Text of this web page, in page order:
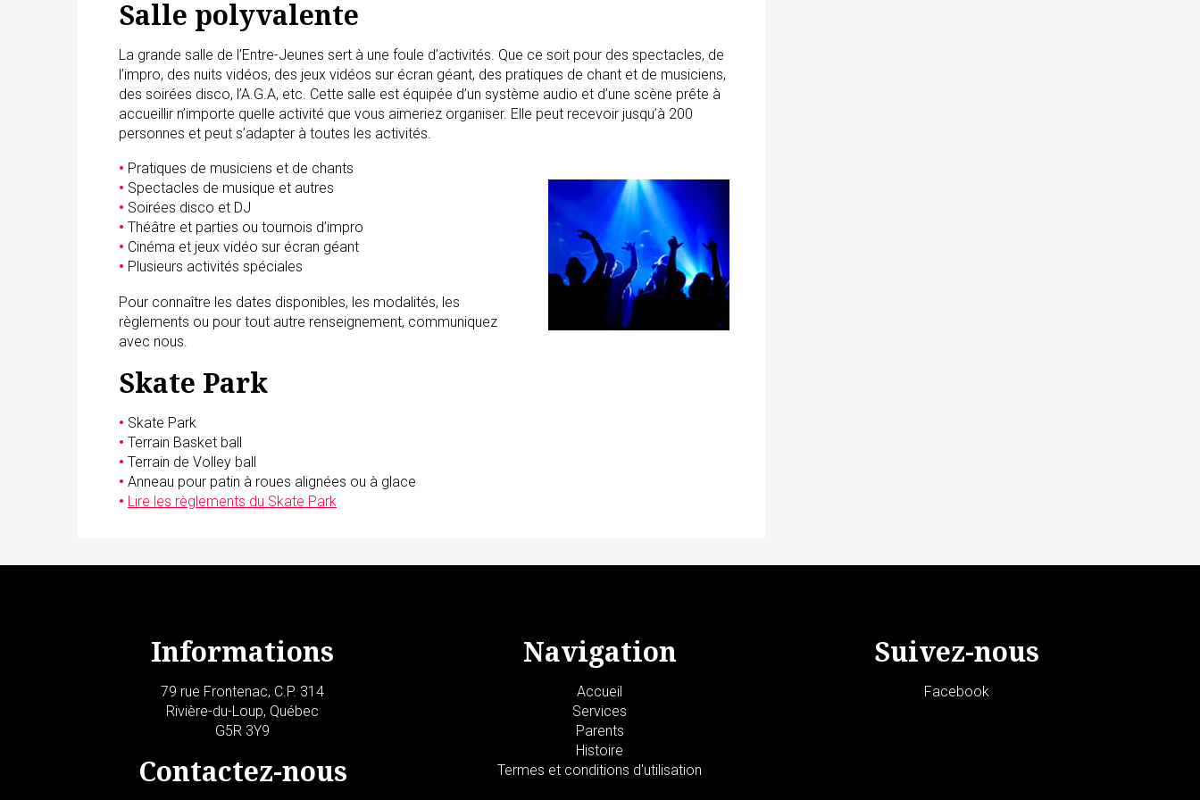
Salle polyvalente
La grande salle de l’Entre-Jeunes sert à une foule d’activités. Que ce soit pour des spectacles, de
l’impro, des nuits vidéos, des jeux vidéos sur écran géant, des pratiques de chant et de musiciens,
des soirées disco, l’A.G.A, etc. Cette salle est équipée d’un système audio et d’une scène prête à
accueillir n’importe quelle activité que vous aimeriez organiser. Elle peut recevoir jusqu’à 200
personnes et peut s’adapter à toutes les activités.
• Pratiques de musiciens et de chants
• Spectacles de musique et autres
• Soirées disco et DJ
• Théâtre et parties ou tournois d’impro
• Cinéma et jeux vidéo sur écran géant
• Plusieurs activités spéciales
Pour connaître les dates disponibles, les modalités, les
règlements ou pour tout autre renseignement, communiquez
avec nous.
Skate Park
• Skate Park
• Terrain Basket ball
• Terrain de Volley ball
• Anneau pour patin à roues alignées ou à glace
• Lire les règlements du Skate Park
Informations
79 rue Frontenac, C.P. 314
Rivière-du-Loup, Québec
G5R 3Y9
Contactez-nous
Navigation
Accueil
Services
Parents
Histoire
Termes et conditions d'utilisation
Suivez-nous
Facebook